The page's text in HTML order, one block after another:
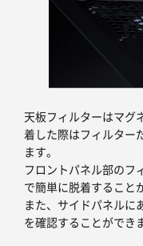
天板フィルターはマグ
着した際はフィルター
ます。
フロントパネル部のフ
で簡単に脱着すること
また、サイドパネルに
を確認することができ